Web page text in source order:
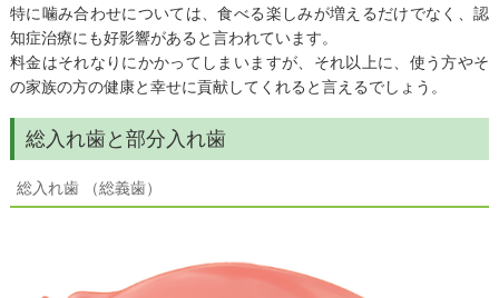
特に噛み合わせについては、食べる楽しみが増えるだけでなく、認
知症治療にも好影響があると言われています。
料金はそれなりにかかってしまいますが、それ以上に、使う方やそ
の家族の方の健康と幸せに貢献してくれると言えるでしょう。
総入れ歯と部分入れ歯
総入れ歯 （総義歯）